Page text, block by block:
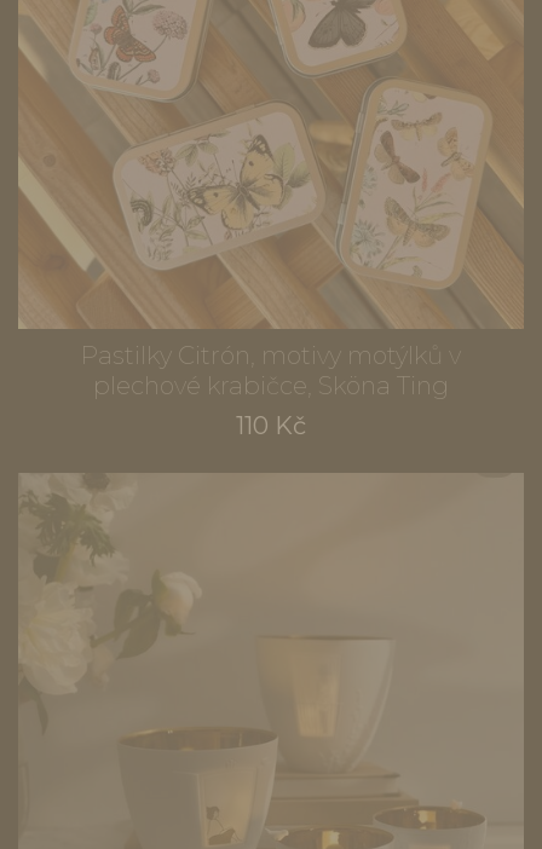
Pastilky Citrón, motivy motýlků v
plechové krabičce, Sköna Ting
110 Kč